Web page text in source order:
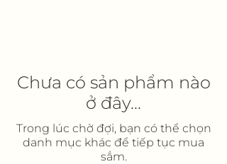
Chưa có sản phẩm nào
ở đây...
Trong lúc chờ đợi, bạn có thể chọn
danh mục khác để tiếp tục mua
sắm.